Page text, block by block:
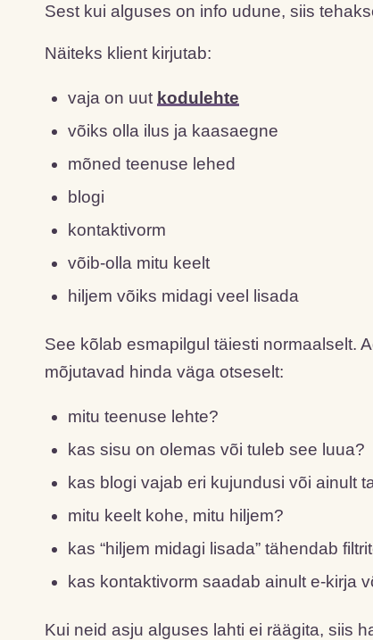
Sest kui alguses on info udune, siis
Näiteks klient kirjutab:
vaja on uut kodulehte
võiks olla ilus ja kaasaegne
mõned teenuse lehed
blogi
kontaktivorm
võib-olla mitu keelt
hiljem võiks midagi veel lisada
See kõlab esmapilgul täiesti normaalselt.
mõjutavad hinda väga otseselt:
mitu teenuse lehte?
kas sisu on olemas või tuleb see luua?
kas blogi vajab eri kujundusi või ainult
mitu keelt kohe, mitu hiljem?
kas “hiljem midagi lisada” tähendab
kas kontaktivorm saadab ainult e-kirja
Kui neid asju alguses lahti ei räägita, siis